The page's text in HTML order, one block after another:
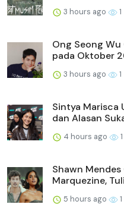
3 hours ago 1
Ong Seong
pada Oktober
3 hours ago 1
Sintya Marisca
dan Alasan
4 hours ago 1
Shawn
Marquezine,
5 hours ago 1